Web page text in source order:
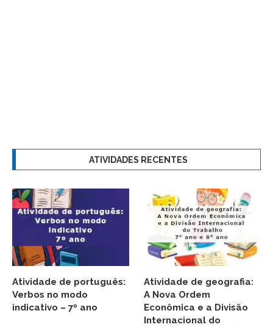
ATIVIDADES RECENTES
Atividade de português:
Verbos no modo
indicativo – 7º ano
Atividade de geografia:
A Nova Ordem
Econômica e a Divisão
Internacional do